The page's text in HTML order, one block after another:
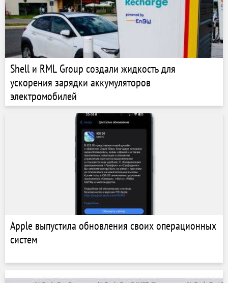
Shell и RML Group создали жидкость для
ускорения зарядки аккумуляторов
электромобилей
Apple выпустила обновления своих операционных
систем